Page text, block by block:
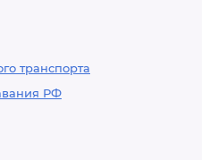
транспорта
РФ